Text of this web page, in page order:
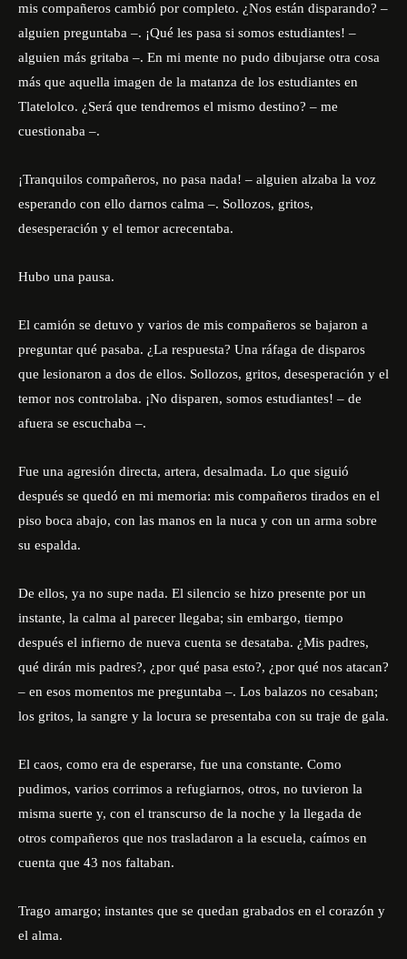
mis compañeros cambió por completo. ¿Nos están disparando? –
alguien preguntaba –. ¡Qué les pasa si somos estudiantes! –
alguien más gritaba –. En mi mente no pudo dibujarse otra cosa
más que aquella imagen de la matanza de los estudiantes en
Tlatelolco. ¿Será que tendremos el mismo destino? – me
cuestionaba –.
¡Tranquilos compañeros, no pasa nada! – alguien alzaba la voz
esperando con ello darnos calma –. Sollozos, gritos,
desesperación y el temor acrecentaba.
Hubo una pausa.
El camión se detuvo y varios de mis compañeros se bajaron a
preguntar qué pasaba. ¿La respuesta? Una ráfaga de disparos
que lesionaron a dos de ellos. Sollozos, gritos, desesperación y el
temor nos controlaba. ¡No disparen, somos estudiantes! – de
afuera se escuchaba –.
Fue una agresión directa, artera, desalmada. Lo que siguió
después se quedó en mi memoria: mis compañeros tirados en el
piso boca abajo, con las manos en la nuca y con un arma sobre
su espalda.
De ellos, ya no supe nada. El silencio se hizo presente por un
instante, la calma al parecer llegaba; sin embargo, tiempo
después el infierno de nueva cuenta se desataba. ¿Mis padres,
qué dirán mis padres?, ¿por qué pasa esto?, ¿por qué nos atacan?
– en esos momentos me preguntaba –. Los balazos no cesaban;
los gritos, la sangre y la locura se presentaba con su traje de gala.
El caos, como era de esperarse, fue una constante. Como
pudimos, varios corrimos a refugiarnos, otros, no tuvieron la
misma suerte y, con el transcurso de la noche y la llegada de
otros compañeros que nos trasladaron a la escuela, caímos en
cuenta que 43 nos faltaban.
Trago amargo; instantes que se quedan grabados en el corazón y
el alma.